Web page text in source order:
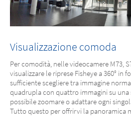
Visualizzazione comoda
Per comodità, nelle videocamere M73,
visualizzare le riprese Fisheye a 360° in
sufficiente scegliere tra immagine
quadrupla con quattro immagini su una
possibile zoomare o adattare ogni
Tutto questo per offrirvi la panoramica